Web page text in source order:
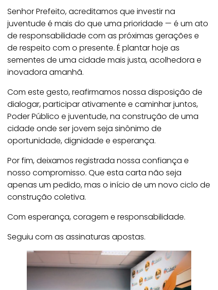
Senhor Prefeito, acreditamos que investir na
juventude é mais do que uma prioridade — é um ato
de responsabilidade com as próximas gerações e
de respeito com o presente. É plantar hoje as
sementes de uma cidade mais justa, acolhedora e
inovadora amanhã.
Com este gesto, reafirmamos nossa disposição de
dialogar, participar ativamente e caminhar juntos,
Poder Público e juventude, na construção de uma
cidade onde ser jovem seja sinônimo de
oportunidade, dignidade e esperança.
Por fim, deixamos registrada nossa confiança e
nosso compromisso. Que esta carta não seja
apenas um pedido, mas o início de um novo ciclo de
construção coletiva.
Com esperança, coragem e responsabilidade.
Seguiu com as assinaturas apostas.